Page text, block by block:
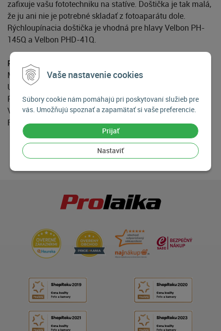
Vaše nastavenie cookies
Súbory cookie nám pomáhajú pri poskytovaní služieb pre
vás. Umožňujú spoznať a zapamätať si vaše preferencie.
Prijať
Nastaviť
zafixuje vašu fototechniku na statíve. Doštička je tak malá,
že ju ani nie je potrebné skladať z fotoaparátu dole.
Rýchloupínacia doštička je vhodná pre hlavy Velbon PH-
145Q a Velbon PHD-41Q.
Parametre rýchloupínacej doštičky Velbon QB-145:
Materiál monopodu: Kov, Plást, Guma
Upevňovacia skrutka: 1“ skrutka
Poisťovací kolík: Nie
Vodováha: Nie
Farba statívu: Čierna / Zlatá / Farba kovu